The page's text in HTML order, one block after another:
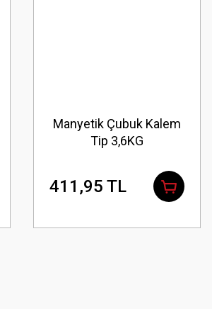
Manyetik Çubuk Kalem
Tip 3,6KG
411,95 TL